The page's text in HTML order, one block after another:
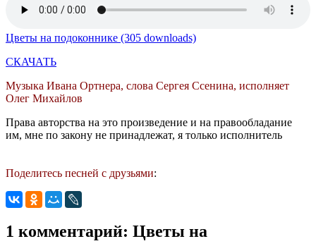
Цветы на подоконнике (305 downloads)
СКАЧАТЬ
Музыка Ивана Ортнера, слова Сергея Ссенина, исполняет
Олег Михайлов
Права авторства на это произведение и на правообладание
им, мне по закону не принадлежат, я только исполнитель
Поделитесь песней с друзьями:
1 комментарий: Цветы на